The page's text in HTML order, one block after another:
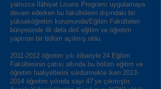
yalnızca İlâhiyat Lisans Programı uygulamaya
devam ederken bu fakültelerin dışındaki bir
yükseköğretim kurumunda/Eğitim Fakülteleri
bünyesinde ilk defa dinî eğitim ve öğretim
yaptıran bir bölüm açılmış oldu.
2011-2012 öğretim yılı itibariyle 24 Eğitim
Fakültesinin çatısı altında bu bölüm eğitim ve
öğretim faaliyetlerini sürdürmekte iken 2013-
2014 öğretim yılında sayı 47’ye çıkmıştır.